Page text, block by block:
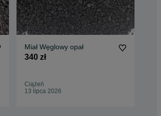
Miał Węglowy opał
340 zł
Ciążeń
13 lipca 2026